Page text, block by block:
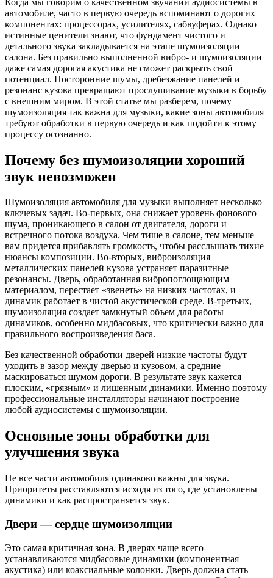
автомобиле, часто в первую очередь вспоминают о дорогих
компонентах: процессорах, усилителях, сабвуферах. Однако
истинные ценители знают, что фундамент чистого и
детального звука закладывается на этапе шумоизоляции
салона. Без правильно выполненной вибро- и шумоизоляции
даже самая дорогая акустика не сможет раскрыть свой
потенциал. Посторонние шумы, дребезжание панелей и
резонанс кузова превращают прослушивание музыки в борьбу
с внешним миром. В этой статье мы разберем, почему
шумоизоляция так важна для музыки, какие зоны автомобиля
требуют обработки в первую очередь и как подойти к этому
процессу осознанно.
Почему без шумоизоляции хороший
звук невозможен
Шумоизоляция автомобиля для музыки выполняет несколько
ключевых задач. Во-первых, она снижает уровень фонового
шума, проникающего в салон от двигателя, дороги и
встречного потока воздуха. Чем тише в салоне, тем меньше
вам придется прибавлять громкость, чтобы расслышать тихие
нюансы композиции. Во-вторых, виброизоляция
металлических панелей кузова устраняет паразитные
резонансы. Дверь, обработанная вибропоглощающим
материалом, перестает «звенеть» на низких частотах, и
динамик работает в чистой акустической среде. В-третьих,
шумоизоляция создает замкнутый объем для работы
динамиков, особенно мидбасовых, что критически важно для
правильного воспроизведения баса.
Без качественной обработки дверей низкие частоты будут
уходить в зазор между дверью и кузовом, а средние —
маскироваться шумом дороги. В результате звук кажется
плоским, «грязным» и лишенным динамики. Именно поэтому
профессиональные инсталляторы начинают построение
любой аудиосистемы с шумоизоляции.
Основные зоны обработки для
улучшения звука
Не все части автомобиля одинаково важны для звука.
Приоритеты расставляются исходя из того, где установлены
динамики и как распространяется звук.
Двери — сердце шумоизоляции
Это самая критичная зона. В дверях чаще всего
устанавливаются мидбасовые динамики (компонентная
акустика) или коаксиальные колонки. Дверь должна стать